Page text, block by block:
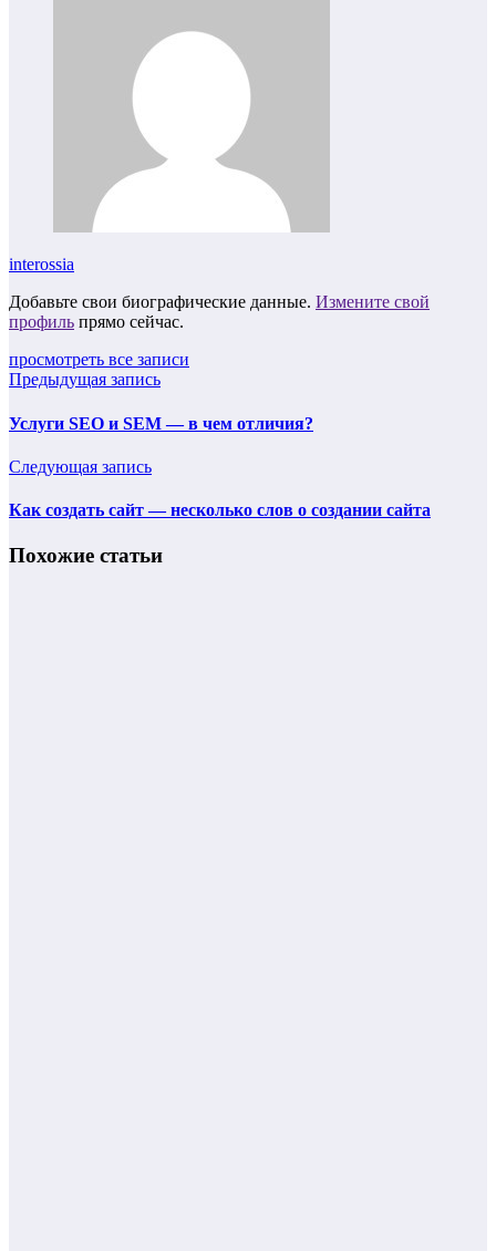
interossia
Добавьте свои биографические данные. Измените свой
профиль прямо сейчас.
просмотреть все записи
Предыдущая запись
Услуги SEO и SEM — в чем отличия?
Следующая запись
Как создать сайт — несколько слов о создании сайта
Похожие статьи